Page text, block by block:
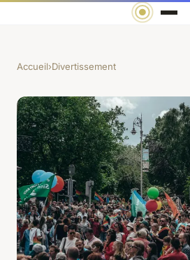
Accueil›Divertissement